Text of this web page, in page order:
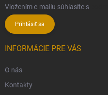
Vložením e-mailu súhlasíte s
Prihlásiť sa
INFORMÁCIE PRE VÁS
O nás
Kontakty